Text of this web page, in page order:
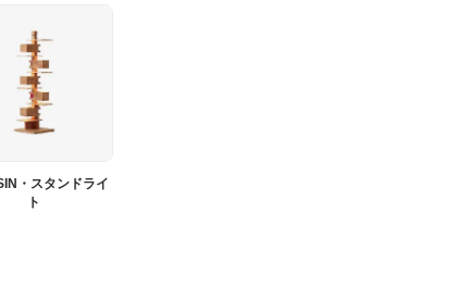
・スタンドライ
ト